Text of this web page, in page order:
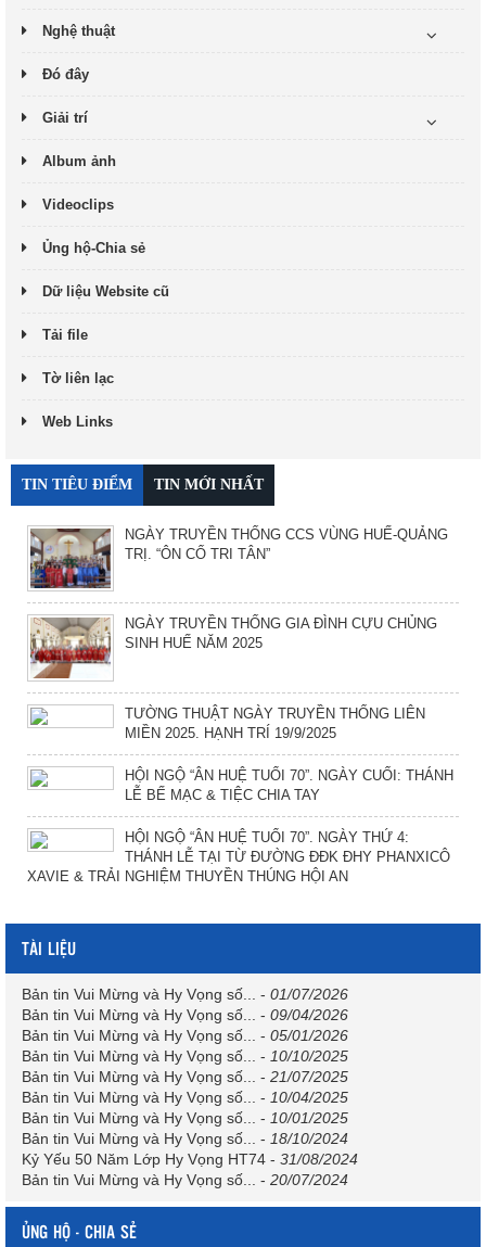
Nghệ thuật
Đó đây
Giải trí
Album ảnh
Videoclips
Ủng hộ-Chia sẻ
Dữ liệu Website cũ
Tải file
Tờ liên lạc
Web Links
TIN TIÊU ĐIỂM TIN MỚI NHẤT
NGÀY TRUYỀN THỐNG CCS VÙNG HUẾ-QUẢNG
TRỊ. “ÔN CỐ TRI TÂN”
NGÀY TRUYỀN THỐNG GIA ĐÌNH CỰU CHỦNG
SINH HUẾ NĂM 2025
TƯỜNG THUẬT NGÀY TRUYỀN THỐNG LIÊN
MIỀN 2025. HẠNH TRÍ 19/9/2025
HỘI NGỘ “ÂN HUỆ TUỔI 70”. NGÀY CUỐI: THÁNH
LỄ BẾ MẠC & TIỆC CHIA TAY
HỘI NGỘ “ÂN HUỆ TUỔI 70”. NGÀY THỨ 4:
THÁNH LỄ TẠI TỪ ĐƯỜNG ĐĐK ĐHY PHANXICÔ
XAVIE & TRẢI NGHIỆM THUYỀN THÚNG HỘI AN
TÀI LIỆU
Bản tin Vui Mừng và Hy Vọng số... - 01/07/2026
Bản tin Vui Mừng và Hy Vọng số...
- 09/04/2026
Bản tin Vui Mừng và Hy Vọng số...
- 05/01/2026
Bản tin Vui Mừng và Hy Vọng số...
- 10/10/2025
Bản tin Vui Mừng và Hy Vọng số...
- 21/07/2025
Bản tin Vui Mừng và Hy Vọng số...
- 10/04/2025
Bản tin Vui Mừng và Hy Vọng số...
- 10/01/2025
Bản tin Vui Mừng và Hy Vọng số...
- 18/10/2024
Kỷ Yếu 50 Năm Lớp Hy Vọng HT74 - 31/08/2024
Bản tin Vui Mừng và Hy Vọng số...
- 20/07/2024
ỦNG HỘ - CHIA SẺ